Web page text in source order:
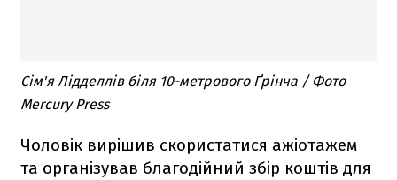
Сім'я Лідделлів біля 10-метрового Ґрінча / Фото
Mercury Press
Чоловік вирішив скористатися ажіотажем
та організував благодійний збір коштів для